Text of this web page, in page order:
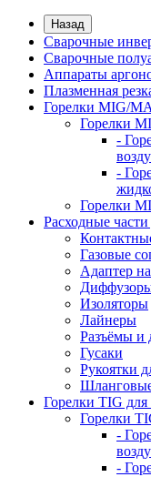
Назад
Сварочные
Сварочные
Аппараты
Плазменная
Горелки MIG/
Горелки
-
-
Горелки
Расходные
Газовые
Адаптер
Изоляторы
Лайнеры
Разъёмы и
Гусаки
Рукоятки
Шланговые
Горелки TIG для
Горелки
-
-